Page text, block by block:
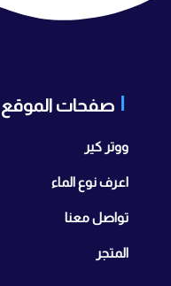
صفحات الموقع
ووتر كير
اعرف نوع الماء
تواصل معنا
المتجر